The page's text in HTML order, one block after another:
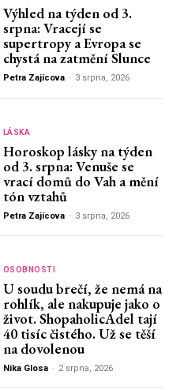
Výhled na týden od 3.
srpna: Vracejí se
supertropy a Evropa se
chystá na zatmění Slunce
Petra Zajícova - 3 srpna, 2026
LÁSKA
Horoskop lásky na týden
od 3. srpna: Venuše se
vrací domů do Vah a mění
tón vztahů
Petra Zajícova - 3 srpna, 2026
OSOBNOSTI
U soudu brečí, že nemá na
rohlík, ale nakupuje jako o
život. ShopaholicAdel tají
40 tisíc čistého. Už se těší
na dovolenou
Nika Glosa - 2 srpna, 2026